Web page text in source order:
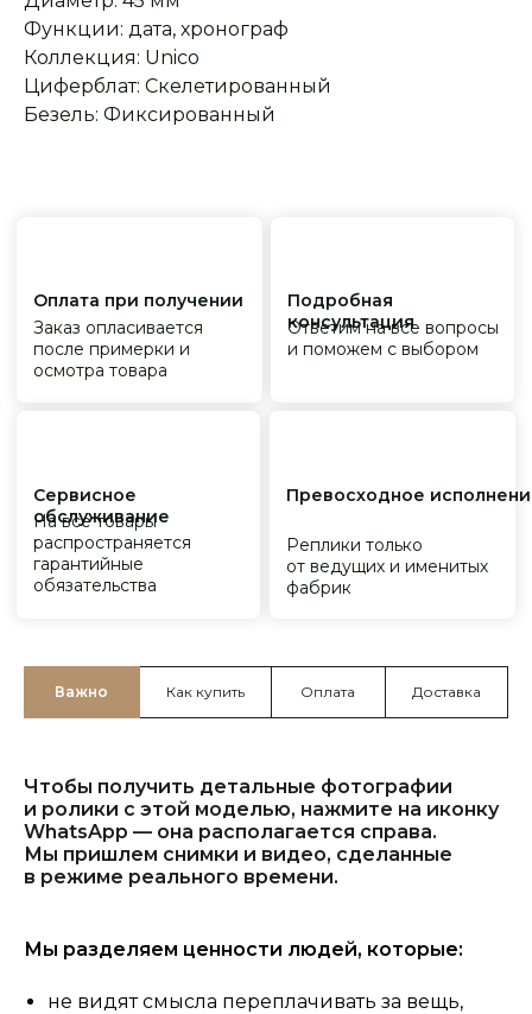
Функции: дата, хронограф
Коллекция: Unico
Циферблат: Скелетированный
Безель: Фиксированный
Важно Как купить Оплата Доставка
Чтобы получить детальные фотографии
и ролики с этой моделью, нажмите на иконку
WhatsApp — она располагается справа.
Мы пришлем снимки и видео, сделанные
в режиме реального времени.
Мы разделяем ценности людей, которые:
не видят смысла переплачивать за вещь,